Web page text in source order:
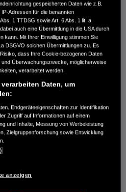
166.000 km
Super
Automatik
5
61 kW / 83 PS
1.339 cm³
10.2007
Limousine
gespeicherten Daten wie z.B.
Adressen für die benannten
1 TTDSG sowie Art. 6 Abs. 1 lit. a
auch eine Übermittlung in die USA durch
kann. Mit Ihrer Einwilligung stimmen Sie
DSGVO solchen Übermittlungen zu. Es
dass Ihre Cookie-bezogenen Daten
Überwachungszwecke, möglicherweise
verarbeitet werden.
Daten, um
Endgeräteeigenschaften zur Identifikation
Zugriff auf Informationen auf einem
und Inhalte, Messung von Werbeleistung
Zielgruppenforschung sowie Entwicklung
anzeigen